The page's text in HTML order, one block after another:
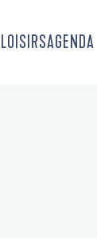
LOISIRSAGENDA